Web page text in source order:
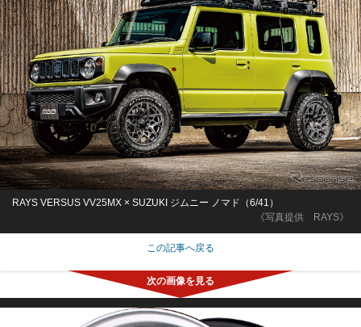
《写真提供 RAYS》
RAYS VERSUS VV25MX × SUZUKI ジムニー ノマド（6/41）
この記事へ戻る